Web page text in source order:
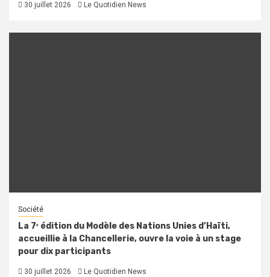
30 juillet 2026 Le Quotidien News
Société
La 7ᵉ édition du Modèle des Nations Unies d’Haïti,
accueillie à la Chancellerie, ouvre la voie à un stage
pour dix participants
30 juillet 2026 Le Quotidien News